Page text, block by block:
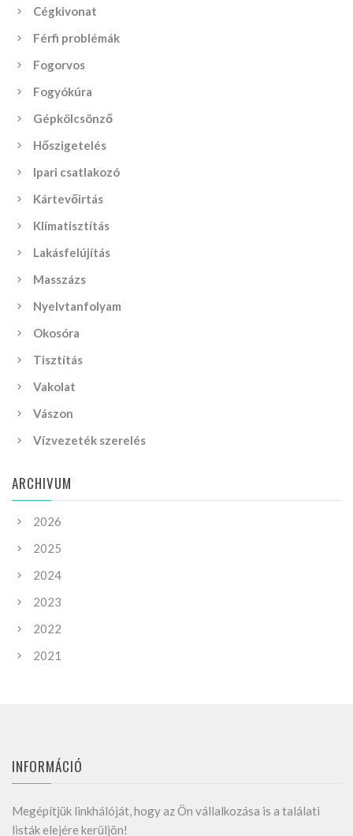
Cégkivonat
Férfi problémák
Fogorvos
Fogyókúra
Gépkölcsönző
Hőszigetelés
Ipari csatlakozó
Kártevőirtás
Klímatisztítás
Lakásfelújítás
Masszázs
Nyelvtanfolyam
Okosóra
Tisztítás
Vakolat
Vászon
Vízvezeték szerelés
ARCHIVUM
2026
2025
2024
2023
2022
2021
INFORMÁCIÓ
Megépítjük linkhálóját, hogy az Ön vállalkozása is a találati
listák elejére kerüljön!